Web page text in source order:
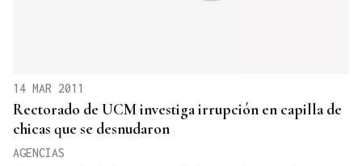
14 MAR 2011
Rectorado de UCM investiga irrupción en capilla de
chicas que se desnudaron
AGENCIAS